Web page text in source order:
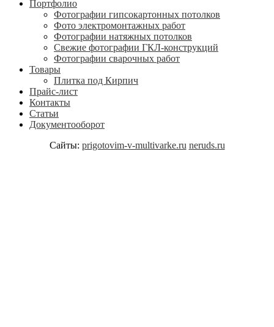
Портфолио
Фотографии гипсокартонных потолков
Фото электромонтажных работ
Фотографии натяжных потолков
Свежие фотографии ГКЛ-конструкций
Фотографии сварочных работ
Товары
Плитка под Кирпич
Прайс-лист
Контакты
Статьи
Документооборот
Сайты: prigotovim-v-multivarke.ru neruds.ru